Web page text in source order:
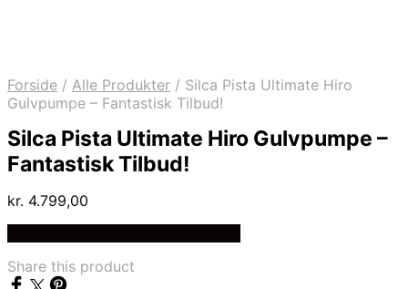
Forside / Alle Produkter / Silca Pista Ultimate Hiro
Gulvpumpe – Fantastisk Tilbud!
Silca Pista Ultimate Hiro Gulvpumpe –
Fantastisk Tilbud!
kr. 4.799,00
Share this product